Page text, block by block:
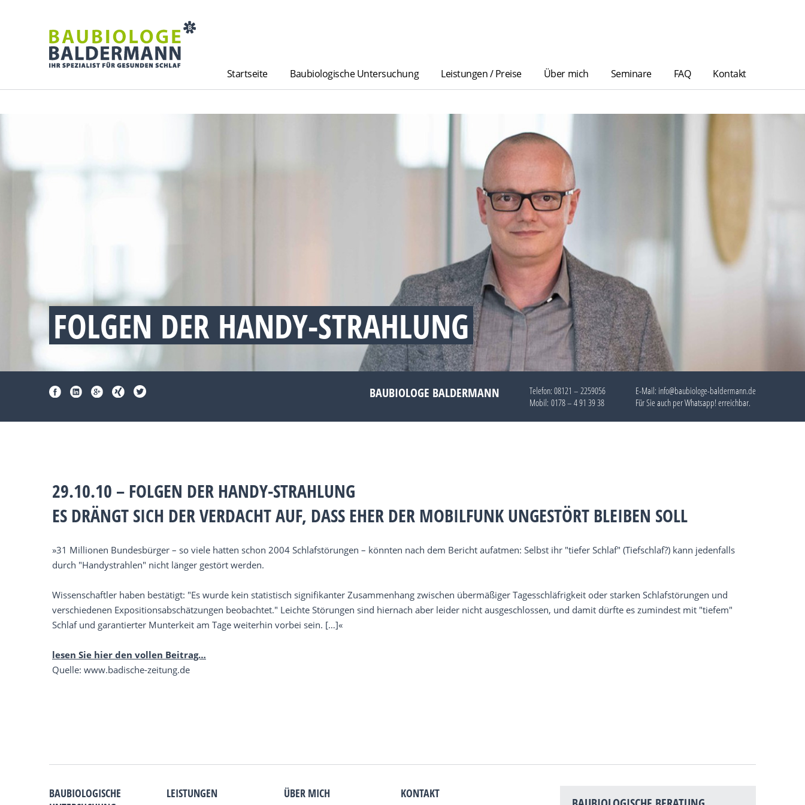
Startseite Baubiologische Untersuchung Leistungen / Preise Über mich Seminare FAQ Kontakt
FOLGEN DER HANDY-STRAHLUNG
BAUBIOLOGE BALDERMANN Telefon: 08121 – 2259056
Mobil: 0178 – 4 91 39 38
E-Mail: info@baubiologe-baldermann.de
Für Sie auch perWhatsapp!erreichbar.
29.10.10 – FOLGEN DER HANDY-STRAHLUNG
ES DRÄNGT SICH DER VERDACHT AUF, DASS EHER DER MOBILFUNK UNGESTÖRT BLEIBEN SOLL
»31 Millionen Bundesbürger – so viele hatten schon 2004 Schlafstörungen – könnten nach dem Bericht aufatmen: Selbst ihr "tiefer Schlaf" (Tiefschlaf?) kann jedenfalls
durch "Handystrahlen" nicht länger gestört werden.
Wissenschaftler haben bestätigt: "Es wurde kein statistisch signifikanter Zusammenhang zwischen übermäßiger Tagesschläfrigkeit oder starken Schlafstörungen und
verschiedenen Expositionsabschätzungen beobachtet." Leichte Störungen sind hiernach aber leider nicht ausgeschlossen, und damit dürfte es zumindest mit "tiefem"
Schlaf und garantierter Munterkeit am Tage weiterhin vorbei sein. […]«
lesen Sie hier den vollen Beitrag…
Quelle: www.badische-zeitung.de
BAUBIOLOGISCHE
LEISTUNGEN ÜBER MICH KONTAKT